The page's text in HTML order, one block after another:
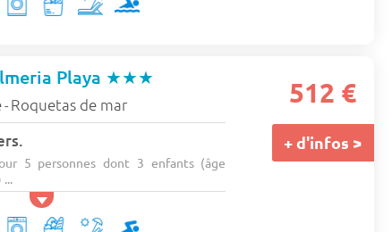
Playa ★★★
- Roquetas de mar
5 personnes dont 3 enfants (âge
512 €
+ d'infos >